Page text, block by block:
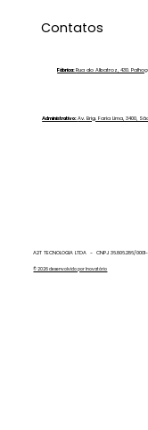
Como
Ka
A2T TECNOLOGIA LTDA - CNPJ 36.806.286/
© 2026 desenvolvido por Inovatório
Contatos
Fábrica:Rua do Albatroz, 430.
Administrativo:Av. Brig. Faria Lima, 3400,